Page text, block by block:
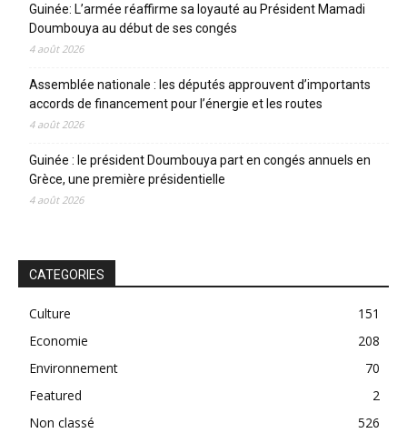
Guinée: L’armée réaffirme sa loyauté au Président Mamadi
Doumbouya au début de ses congés
4 août 2026
Assemblée nationale : les députés approuvent d’importants
accords de financement pour l’énergie et les routes
4 août 2026
Guinée : le président Doumbouya part en congés annuels en
Grèce, une première présidentielle
4 août 2026
CATEGORIES
Culture
151
Economie
208
Environnement
70
Featured
2
Non classé
526